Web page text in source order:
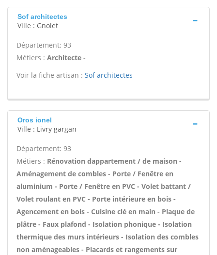
Sof architectes
Ville : Gnolet
Département: 93
Métiers : Architecte -
Voir la fiche artisan : Sof architectes
Oros ionel
Ville : Livry gargan
Département: 93
Métiers : Rénovation dappartement / de maison -
Aménagement de combles - Porte / Fenêtre en
aluminium - Porte / Fenêtre en PVC - Volet battant /
Volet roulant en PVC - Porte intérieure en bois -
Agencement en bois - Cuisine clé en main - Plaque de
plâtre - Faux plafond - Isolation phonique - Isolation
thermique des murs intérieurs - Isolation des combles
non aménageables - Placards et rangements sur